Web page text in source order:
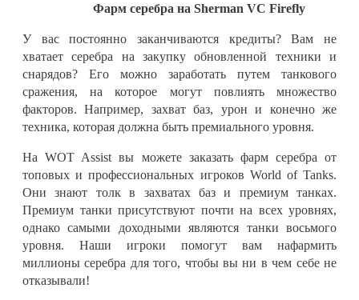
Фарм серебра на Sherman VC Firefly
У вас постоянно заканчиваются кредиты? Вам не
хватает серебра на закупку обновленной техники и
снарядов? Его можно заработать путем танкового
сражения, на которое могут повлиять множество
факторов. Например, захват баз, урон и конечно же
техника, которая должна быть премиального уровня.
На WOT Assist вы можете заказать фарм серебра от
топовых и профессиональных игроков World of Tanks.
Они знают толк в захватах баз и премиум танках.
Премиум танки присутствуют почти на всех уровнях,
однако самыми доходными являются танки восьмого
уровня. Наши игроки помогут вам нафармить
миллионы серебра для того, чтобы вы ни в чем себе не
отказывали!